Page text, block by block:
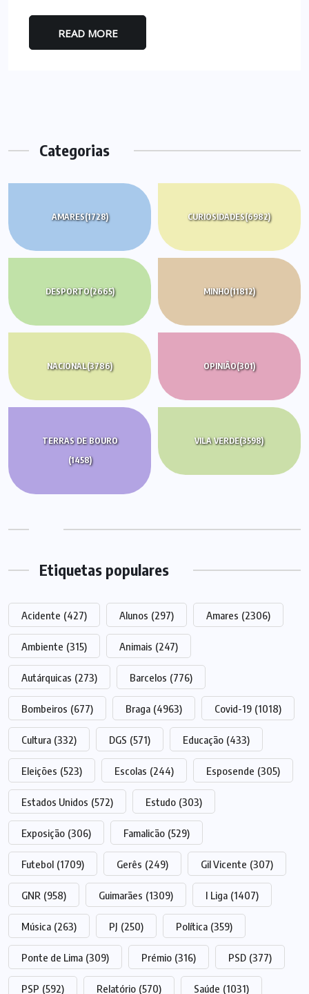
READ MORE
Categorias
AMARES(1728) CURIOSIDADES(6982)
DESPORTO(2665) MINHO(11812)
NACIONAL(3786) OPINIÃO(301)
TERRAS DE BOURO
(1458)
VILA VERDE(3598)
Etiquetas populares
Acidente (427) Alunos (297) Amares (2306)
Ambiente (315) Animais (247)
Autárquicas (273) Barcelos (776)
Bombeiros (677) Braga (4963) Covid-19 (1018)
Cultura (332) DGS (571) Educação (433)
Eleições (523) Escolas (244) Esposende (305)
Estados Unidos (572) Estudo (303)
Exposição (306) Famalicão (529)
Futebol (1709) Gerês (249) Gil Vicente (307)
GNR (958) Guimarães (1309) I Liga (1407)
Música (263) PJ (250) Política (359)
Ponte de Lima (309) Prémio (316) PSD (377)
PSP (592) Relatório (570) Saúde (1031)